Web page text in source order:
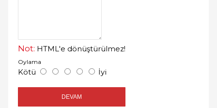
Not: HTML'e dönüştürülmez!
Oylama
Kötü İyi
DEVAM